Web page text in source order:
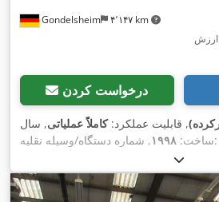
Gondelsheim ۴٬۱۴۷ km
ارزش
درخواست کردن
, قابلیت عملکرد:کاملاً عملیاتی, سال
ساخت: ۱۹۹۸ , شماره دستگاه/وسیله نقلیه: